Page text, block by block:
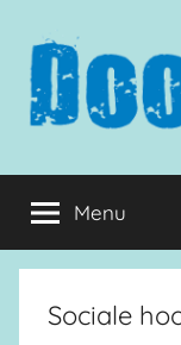
inhoud
springen
Menu
Sociale